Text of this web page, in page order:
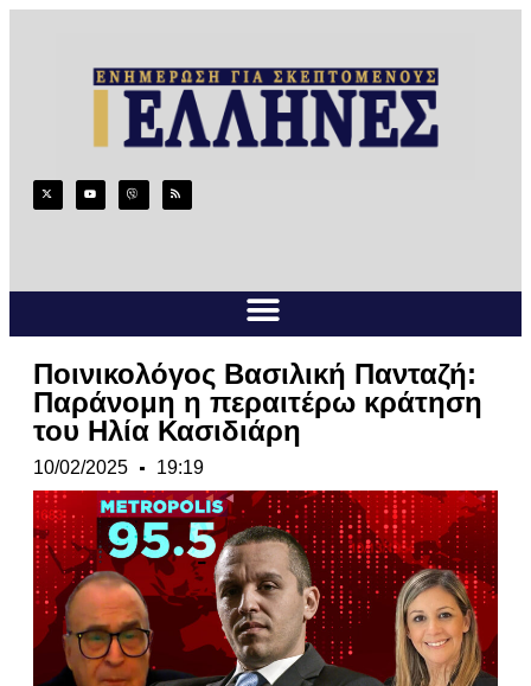
Ποινικολόγος Βασιλική Πανταζή:
Παράνομη η περαιτέρω κράτηση
του Ηλία Κασιδιάρη
10/02/2025 19:19